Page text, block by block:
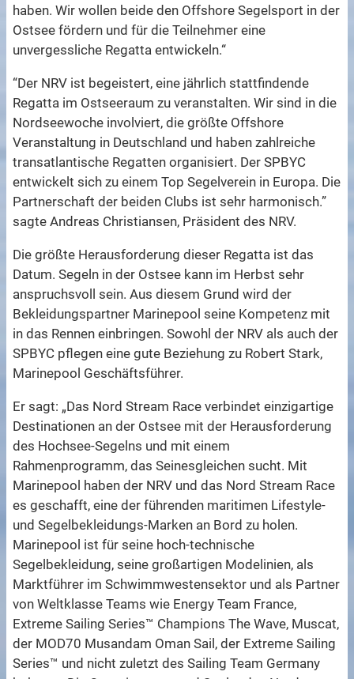
haben. Wir wollen beide den Offshore Segelsport in der
Ostsee fördern und für die Teilnehmer eine
unvergessliche Regatta entwickeln.“
“Der NRV ist begeistert, eine jährlich stattfindende
Regatta im Ostseeraum zu veranstalten. Wir sind in die
Nordseewoche involviert, die größte Offshore
Veranstaltung in Deutschland und haben zahlreiche
transatlantische Regatten organisiert. Der SPBYC
entwickelt sich zu einem Top Segelverein in Europa. Die
Partnerschaft der beiden Clubs ist sehr harmonisch.”
sagte Andreas Christiansen, Präsident des NRV.
Die größte Herausforderung dieser Regatta ist das
Datum. Segeln in der Ostsee kann im Herbst sehr
anspruchsvoll sein. Aus diesem Grund wird der
Bekleidungspartner Marinepool seine Kompetenz mit
in das Rennen einbringen. Sowohl der NRV als auch der
SPBYC pflegen eine gute Beziehung zu Robert Stark,
Marinepool Geschäftsführer.
Er sagt: „Das Nord Stream Race verbindet einzigartige
Destinationen an der Ostsee mit der Herausforderung
des Hochsee-Segelns und mit einem
Rahmenprogramm, das Seinesgleichen sucht. Mit
Marinepool haben der NRV und das Nord Stream Race
es geschafft, eine der führenden maritimen Lifestyle-
und Segelbekleidungs-Marken an Bord zu holen.
Marinepool ist für seine hoch-technische
Segelbekleidung, seine großartigen Modelinien, als
Marktführer im Schwimmwestensektor und als Partner
von Weltklasse Teams wie Energy Team France,
Extreme Sailing Series™ Champions The Wave, Muscat,
der MOD70 Musandam Oman Sail, der Extreme Sailing
Series™ und nicht zuletzt des Sailing Team Germany